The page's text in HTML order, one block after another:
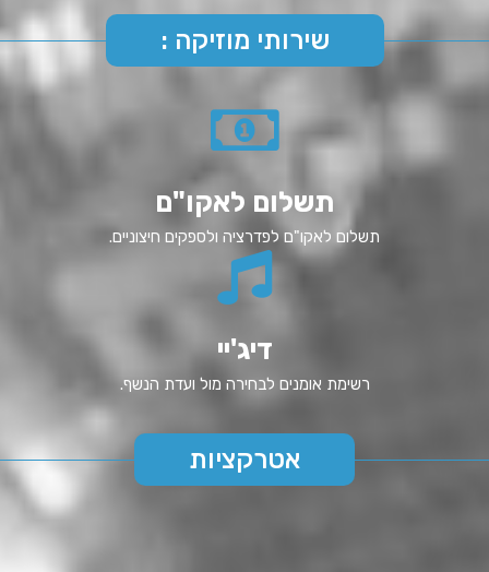
שירותי מוזיקה :
תשלום לאקו"ם
תשלום לאקו"ם לפדרציה ולספקים חיצוניים.
דיג'יי
רשימת אומנים לבחירה מול ועדת הנשף.
אטרקציות